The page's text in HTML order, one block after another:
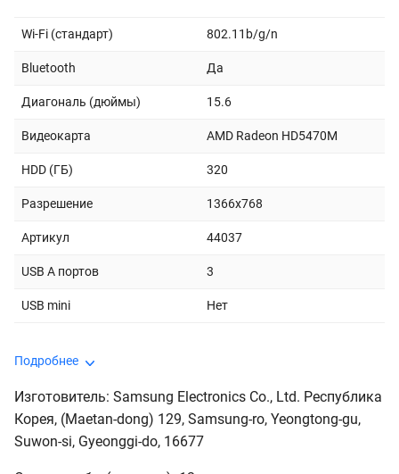
Wi-Fi (стандарт) 802.11b/g/n
Bluetooth Да
Диагональ (дюймы) 15.6
Видеокарта AMD Radeon HD5470M
HDD (ГБ) 320
Разрешение 1366x768
Артикул 44037
USB A портов 3
USB mini Нет
Подробнее
Изготовитель: Samsung Electronics Co., Ltd. Республика
Корея, (Maetan-dong) 129, Samsung-ro, Yeongtong-gu,
Suwon-si, Gyeonggi-do, 16677